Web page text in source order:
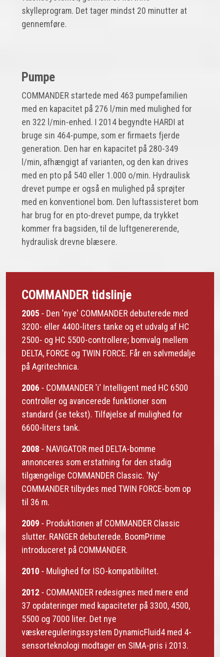
skylleprogram. Det tager mindst 20 minutter at
gennemføre.
Pumpe
COMMANDER startede med 463 pumpefamilien
med en kapacitet på 276 l/min med mulighed for
en 322 l/min-enhed. I 2014 begyndte HARDI at
bruge sin 464-pumpe, som er firmaets fjerde
generation. Den har en kapacitet på 280-349
l/min, afhængigt af varianten, og den kan drives
med en pto på 540 eller 1.000 o/min. Hydraulisk
drevet pumpe er også en mulighed på sprøjter
med en konventionel bom. Den luftassisteret bom
har brug for en pto-drevet pumpe, da trykket
kommer fra bagsiden, til de luftgenererende,
hydraulisk drevne blæsere.
COMMANDER tidslinje
2005 - Den 'nye' COMMANDER debuterede med
3200- eller 4400-liters tanke og et udvalg af HC
2500- og HC 5500-controllere; bomvalg mellem
DELTA, FORCE og TWIN FORCE. Får en sølvmedalje
på Agritechnica.
2006 - COMMANDER 'i' Intelligent med HC 6500
controller og avancerede funktioner som
standard (se tekst). Tilføjelse af mulighed for
6600-liters tank.
2008 - NAVIGATOR med DELTA-bomme
annonceres som erstatning for den stadig
tilgængelige COMMANDER Classic. 'Ny'
COMMANDER tilbydes med TWIN FORCE-bom op
til 36 m.
2009 - Produktionen af COMMANDER Classic
slutter. RANGER debuterede. BoomPrime
introduceret på COMMANDER.
2010 - Mulighed for ISO-kompatibilitet.
2012 - COMMANDER redesignes med mere end
37 opdateringer med kapaciteter på 3300, 4500,
5500 og 7000 liter. Det nye
væskereguleringssystem DynamicFluid4 med 4-
sensorteknologi modtager en SIMA-pris i 2013.